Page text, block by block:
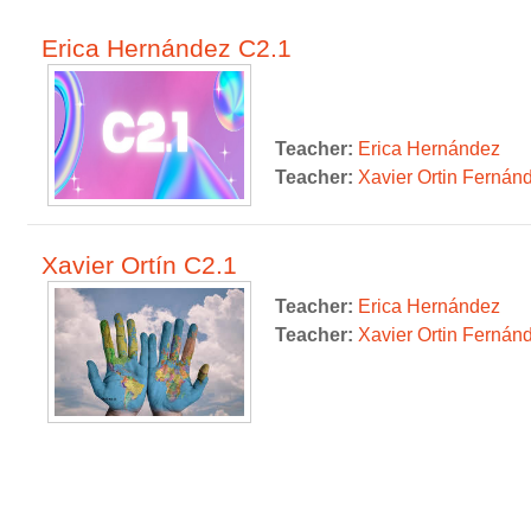
Erica Hernández C2.1
Teacher: Erica Hernández
Teacher: Xavier Ortin
Xavier Ortín C2.1
Teacher: Erica Hernández
Teacher: Xavier Ortin